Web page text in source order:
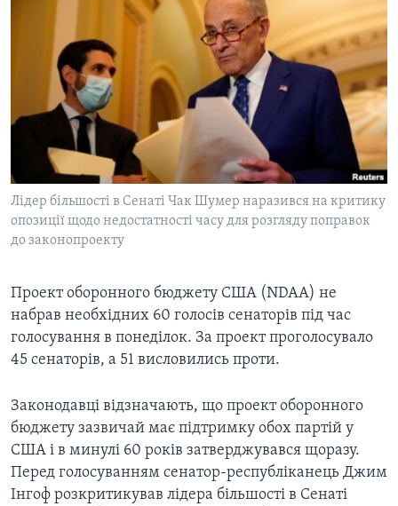
ЕКОНОМІКА
ІСТОРІЇ УСПІХУ УКРАЇНЦІВ
ТЕЛЕПРОГРАМИ
ЧАС-TIME
БРИФІНГ ГОЛОСУ АМЕРИКИ
СТУДІЯ ВАШИНГТОН
ВІКНО В АМЕРИКУ
ПРАЙМ-ТАЙМ
ПОГЛЯД З ВАШИНГТОНА
ENGLISH
Learning English
МИ В СОЦМЕРЕЖАХ
Мови
Лідер більшості в Сенаті Чак Шумер наразився на критику
опозиції щодо недостатності часу для розгляду поправок
до законопроекту
Проект оборонного бюджету США (NDAA) не
набрав необхідних 60 голосів сенаторів під час
голосування в понеділок. За проект проголосувало
45 сенаторів, а 51 висловились проти.
Законодавці відзначають, що проект оборонного
бюджету зазвичай має підтримку обох партій у
США і в минулі 60 років затверджувався щоразу.
Перед голосуванням сенатор-республіканець Джим
Інгоф розкритикував лідера більшості в Сенаті